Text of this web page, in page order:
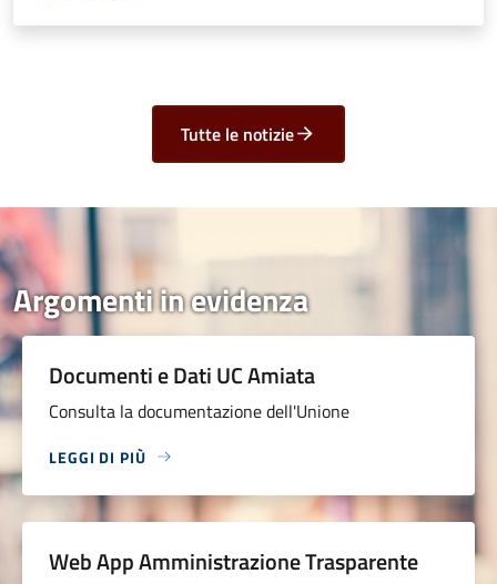
Tutte le notizie
Argomenti in evidenza
Documenti e Dati UC Amiata
Consulta la documentazione dell'Unione
LEGGI DI PIÙ
Web App Amministrazione Trasparente